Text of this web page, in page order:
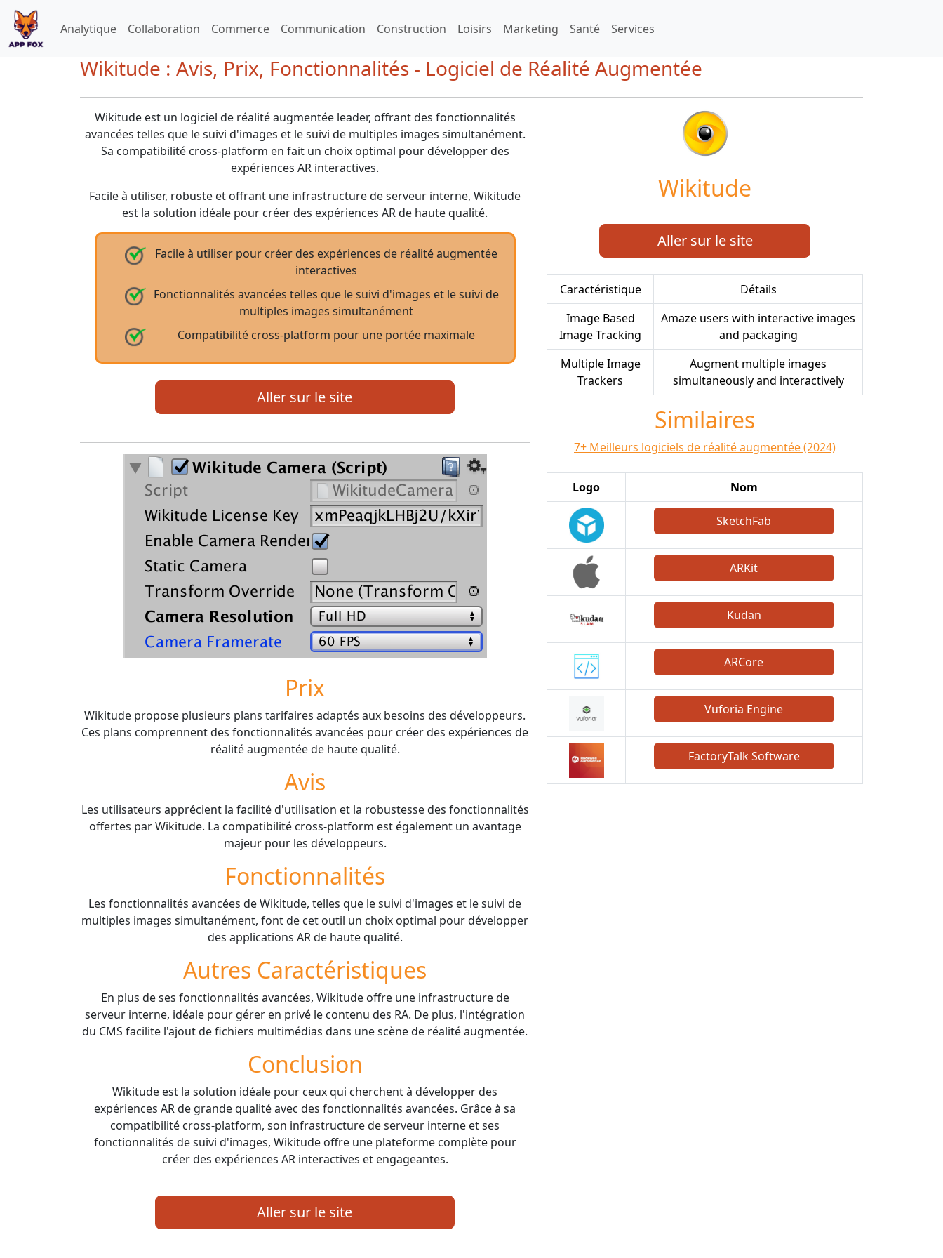
Analytique Collaboration Commerce Communication Construction Loisirs Marketing Santé Services
Wikitude : Avis, Prix, Fonctionnalités - Logiciel de Réalité Augmentée
Wikitude est un logiciel de réalité augmentée leader, offrant des fonctionnalités
avancées telles que le suivi d'images et le suivi de multiples images simultanément.
Sa compatibilité cross-platform en fait un choix optimal pour développer des
expériences AR interactives.
Facile à utiliser, robuste et offrant une infrastructure de serveur interne, Wikitude
est la solution idéale pour créer des expériences AR de haute qualité.
Facile à utiliser pour créer des expériences de réalité augmentée
interactives
Fonctionnalités avancées telles que le suivi d'images et le suivi de
multiples images simultanément
Compatibilité cross-platform pour une portée maximale
Aller sur le site
Prix
Wikitude propose plusieurs plans tarifaires adaptés aux besoins des développeurs.
Ces plans comprennent des fonctionnalités avancées pour créer des expériences de
réalité augmentée de haute qualité.
Avis
Les utilisateurs apprécient la facilité d'utilisation et la robustesse des fonctionnalités
offertes par Wikitude. La compatibilité cross-platform est également un avantage
majeur pour les développeurs.
Fonctionnalités
Les fonctionnalités avancées de Wikitude, telles que le suivi d'images et le suivi de
multiples images simultanément, font de cet outil un choix optimal pour développer
des applications AR de haute qualité.
Autres Caractéristiques
En plus de ses fonctionnalités avancées, Wikitude offre une infrastructure de
serveur interne, idéale pour gérer en privé le contenu des RA. De plus, l'intégration
du CMS facilite l'ajout de fichiers multimédias dans une scène de réalité augmentée.
Conclusion
Wikitude est la solution idéale pour ceux qui cherchent à développer des
expériences AR de grande qualité avec des fonctionnalités avancées. Grâce à sa
compatibilité cross-platform, son infrastructure de serveur interne et ses
fonctionnalités de suivi d'images, Wikitude offre une plateforme complète pour
créer des expériences AR interactives et engageantes.
Aller sur le site
Wikitude
Aller sur le site
Caractéristique
Détails
Image Based
Image Tracking
Amaze users with interactive images
and packaging
Multiple Image
Trackers
Augment multiple images
simultaneously and interactively
Similaires
7+ Meilleurs logiciels de réalité augmentée (2024)
Logo Nom
SketchFab
ARKit
Kudan
ARCore
Vuforia Engine
FactoryTalk Software